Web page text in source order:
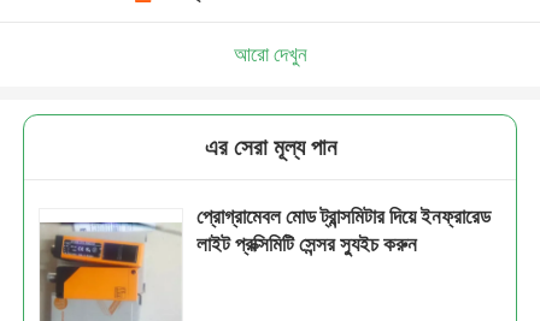
আরো দেখুন
এর সেরা মূল্য পান
প্রোগ্রামেবল মোড ট্রান্সমিটার দিয়ে ইনফ্রারেড
লাইট প্রক্সিমিটি সেন্সর স্যুইচ করুন